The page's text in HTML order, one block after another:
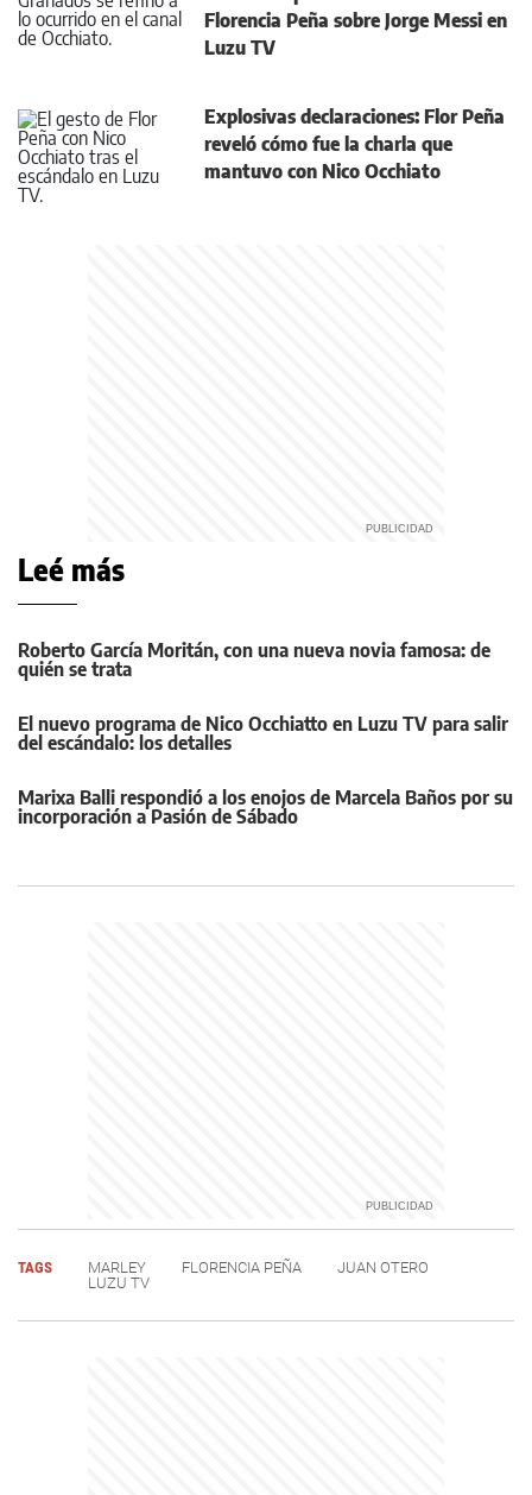
Florencia Peña sobre Jorge Messi en
Luzu TV
Explosivas declaraciones: Flor Peña
reveló cómo fue la charla que
mantuvo con Nico Occhiato
Leé más
Roberto García Moritán, con una nueva novia famosa: de
quién se trata
El nuevo programa de Nico Occhiatto en Luzu TV para salir
del escándalo: los detalles
Marixa Balli respondió a los enojos de Marcela Baños por su
incorporación a Pasión de Sábado
TAGS MARLEY FLORENCIA PEÑA
JUAN OTERO
LUZU TV